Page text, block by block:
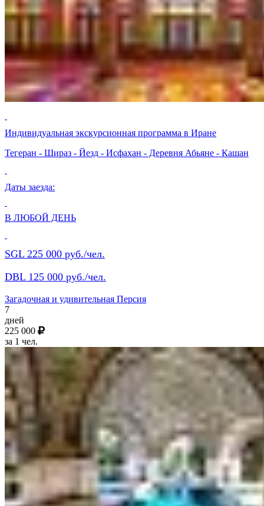
Индивидуальная экскурсионная программа в Иране
Тегеран - Шираз - Йезд - Исфахан - Деревня Абьяне - Кашан
Даты заезда:
В ЛЮБОЙ ДЕНЬ
SGL 225 000 руб./чел.
DBL 125 000 руб./чел.
Загадочная и удивительная Персия
7
дней
225 000
за 1 чел.